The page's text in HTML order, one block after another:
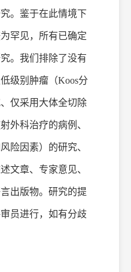
。鉴于在此情境下
罕见，所有已确定
。我们排除了没有
级别肿瘤（Koos分
仅采用 大体全切除
外科治疗的病例、
险因素）的研究、
文章、专家意见、
出版物。研究的提
员进行，如有分歧